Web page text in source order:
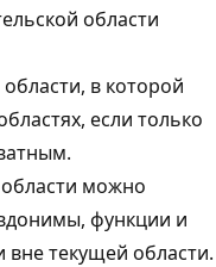
области
в которой
если только
можно
функции и
вне текущей области.